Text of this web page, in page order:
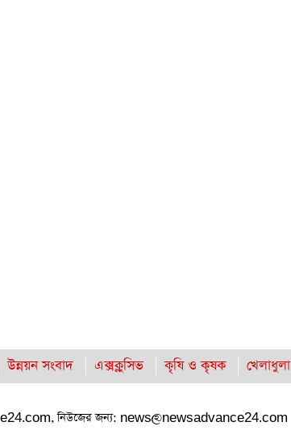
উন্নয়ন সংবাদ এক্সক্লুসিভ কৃষি ও কৃষক খেলাধুলা
, নিউজের জন্য: news@newsadvance24.com